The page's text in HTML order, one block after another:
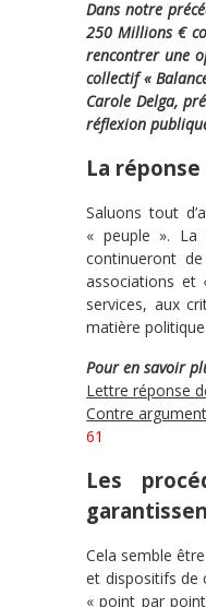
Dans notre
250 Millions €
rencontrer une
collectif «
Carole Delga,
réflexion
La
Saluons tout
« peuple ». La
continueront
associations et
services, aux
matière
Pour en savoir
Lettre réponse
Contre
61
Les
Cela semble
et dispositifs de
« point par